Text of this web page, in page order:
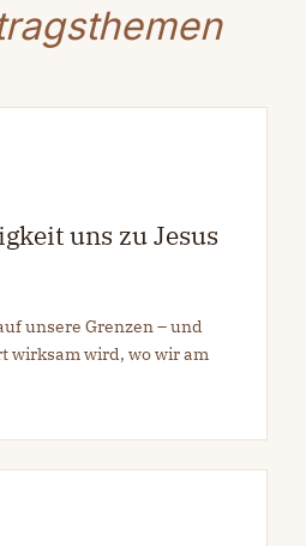
uns zu Jesus
unsere Grenzen – und
wirksam wird, wo wir am